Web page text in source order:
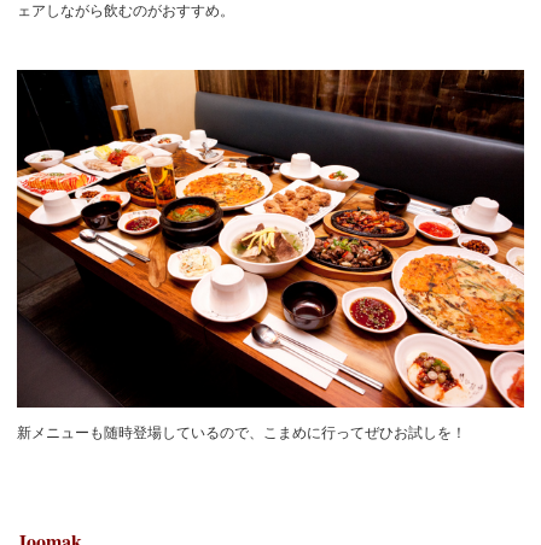
ェアしながら飲むのがおすすめ。
新メニューも随時登場しているので、こまめに行ってぜひお試しを！